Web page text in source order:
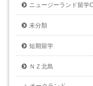
ニュージーランド留学
未分類
短期留学
ＮＺ北島